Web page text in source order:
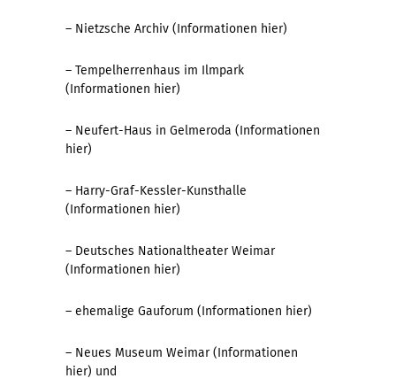
– Nietzsche Archiv (Informationen hier)
– Tempelherrenhaus im Ilmpark
(Informationen hier)
– Neufert-Haus in Gelmeroda (Informationen
hier)
– Harry-Graf-Kessler-Kunsthalle
(Informationen hier)
– Deutsches Nationaltheater Weimar
(Informationen hier)
– ehemalige Gauforum (Informationen hier)
– Neues Museum Weimar (Informationen
hier) und